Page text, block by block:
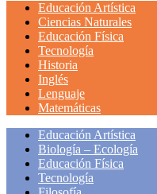
Educación Artística
Ciencias Naturales
Educación Física
Tecnología
Historia
Inglés
Lenguaje
Matemáticas
Educación Artística
Biología – Ecología
Educación Física
Tecnología